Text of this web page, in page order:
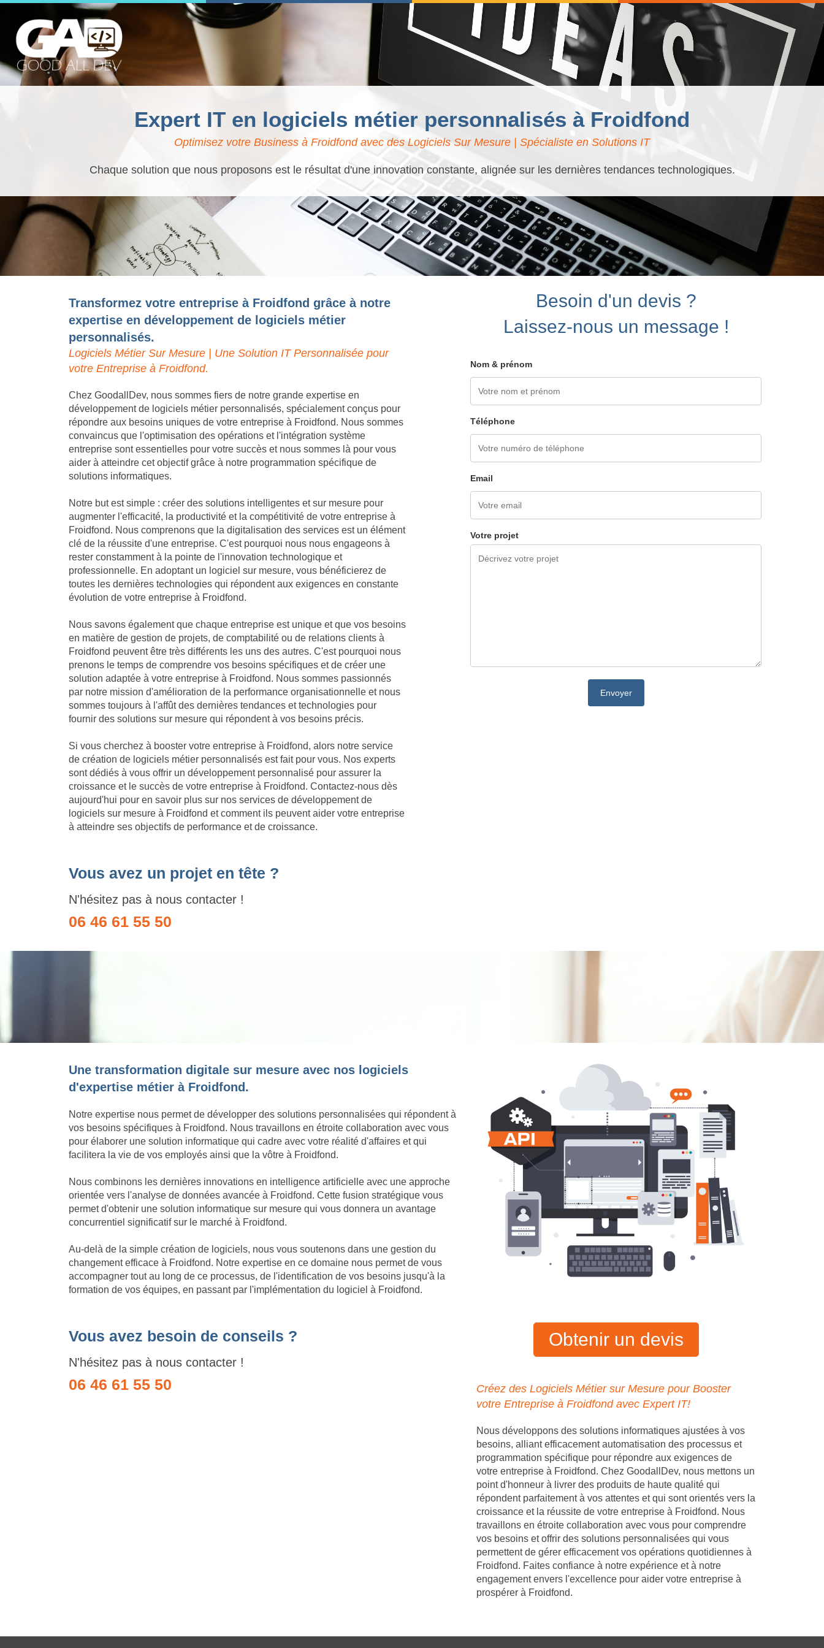
Expert IT en logiciels métier personnalisés à Froidfond
Optimisez votre Business à Froidfond avec des Logiciels Sur Mesure | Spécialiste en Solutions IT
Chaque solution que nous proposons est le résultat d'une innovation constante, alignée sur les dernières tendances technologiques.
Transformez votre entreprise à Froidfond grâce à notre
expertise en développement de logiciels métier
personnalisés.
Logiciels Métier Sur Mesure | Une Solution IT Personnalisée pour
votre Entreprise à Froidfond.
Chez GoodallDev, nous sommes fiers de notre grande expertise en
développement de logiciels métier personnalisés, spécialement conçus pour
répondre aux besoins uniques de votre entreprise à Froidfond. Nous sommes
convaincus que l'optimisation des opérations et l'intégration système
entreprise sont essentielles pour votre succès et nous sommes là pour vous
aider à atteindre cet objectif grâce à notre programmation spécifique de
solutions informatiques.
Notre but est simple : créer des solutions intelligentes et sur mesure pour
augmenter l'efficacité, la productivité et la compétitivité de votre entreprise à
Froidfond. Nous comprenons que la digitalisation des services est un élément
clé de la réussite d'une entreprise. C'est pourquoi nous nous engageons à
rester constamment à la pointe de l'innovation technologique et
professionnelle. En adoptant un logiciel sur mesure, vous bénéficierez de
toutes les dernières technologies qui répondent aux exigences en constante
évolution de votre entreprise à Froidfond.
Nous savons également que chaque entreprise est unique et que vos besoins
en matière de gestion de projets, de comptabilité ou de relations clients à
Froidfond peuvent être très différents les uns des autres. C'est pourquoi nous
prenons le temps de comprendre vos besoins spécifiques et de créer une
solution adaptée à votre entreprise à Froidfond. Nous sommes passionnés
par notre mission d'amélioration de la performance organisationnelle et nous
sommes toujours à l'affût des dernières tendances et technologies pour
fournir des solutions sur mesure qui répondent à vos besoins précis.
Si vous cherchez à booster votre entreprise à Froidfond, alors notre service
de création de logiciels métier personnalisés est fait pour vous. Nos experts
sont dédiés à vous offrir un développement personnalisé pour assurer la
croissance et le succès de votre entreprise à Froidfond. Contactez-nous dès
aujourd'hui pour en savoir plus sur nos services de développement de
logiciels sur mesure à Froidfond et comment ils peuvent aider votre entreprise
à atteindre ses objectifs de performance et de croissance.
Vous avez un projet en tête ?
N'hésitez pas à nous contacter !
06 46 61 55 50
Besoin d'un devis ?
Laissez-nous un message !
Nom & prénom
Téléphone
Email
Votre projet
Une transformation digitale sur mesure avec nos logiciels
d'expertise métier à Froidfond.
Notre expertise nous permet de développer des solutions personnalisées qui répondent à
vos besoins spécifiques à Froidfond. Nous travaillons en étroite collaboration avec vous
pour élaborer une solution informatique qui cadre avec votre réalité d'affaires et qui
facilitera la vie de vos employés ainsi que la vôtre à Froidfond.
Nous combinons les dernières innovations en intelligence artificielle avec une approche
orientée vers l'analyse de données avancée à Froidfond. Cette fusion stratégique vous
permet d'obtenir une solution informatique sur mesure qui vous donnera un avantage
concurrentiel significatif sur le marché à Froidfond.
Au-delà de la simple création de logiciels, nous vous soutenons dans une gestion du
changement efficace à Froidfond. Notre expertise en ce domaine nous permet de vous
accompagner tout au long de ce processus, de l'identification de vos besoins jusqu'à la
formation de vos équipes, en passant par l'implémentation du logiciel à Froidfond.
Vous avez besoin de conseils ?
N'hésitez pas à nous contacter !
06 46 61 55 50
Obtenir un devis
Créez des Logiciels Métier sur Mesure pour Booster
votre Entreprise à Froidfond avec Expert IT!
Nous développons des solutions informatiques ajustées à vos
besoins, alliant efficacement automatisation des processus et
programmation spécifique pour répondre aux exigences de
votre entreprise à Froidfond. Chez GoodallDev, nous mettons un
point d'honneur à livrer des produits de haute qualité qui
répondent parfaitement à vos attentes et qui sont orientés vers la
croissance et la réussite de votre entreprise à Froidfond. Nous
travaillons en étroite collaboration avec vous pour comprendre
vos besoins et offrir des solutions personnalisées qui vous
permettent de gérer efficacement vos opérations quotidiennes à
Froidfond. Faites confiance à notre expérience et à notre
engagement envers l'excellence pour aider votre entreprise à
prospérer à Froidfond.